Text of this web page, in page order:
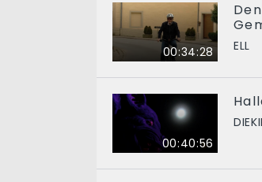
00:34:28 ELL
00:40:56